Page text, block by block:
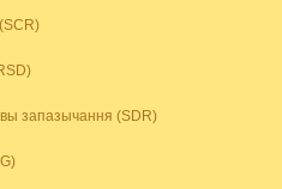
запазычання (SDR)